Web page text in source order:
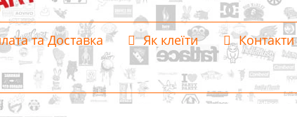
та Доставка Як клеїти Контакти